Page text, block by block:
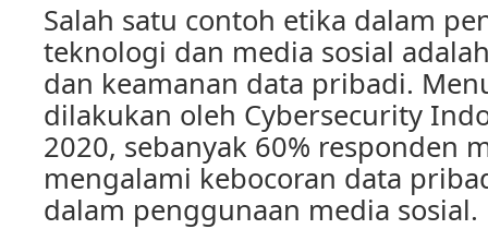
Salah satu contoh etika dalam
teknologi dan media sosial
dan keamanan data pribadi.
dilakukan oleh Cybersecurity
2020, sebanyak 60% responden
mengalami kebocoran data
dalam penggunaan media sosial.